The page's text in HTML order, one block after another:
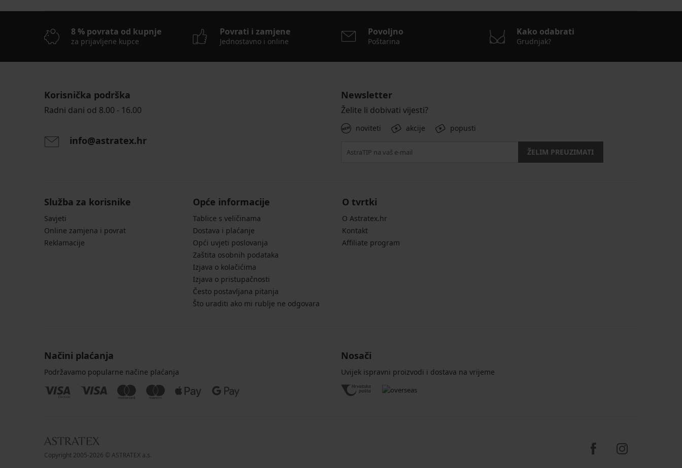
8 % povrata od kupnje
za prijavljene kupce
Povrati i zamjene
Jednostavno i online
Povoljno
Poštarina
Kako odabrati
Grudnjak?
Korisnička podrška
Radni dani od 8.00 - 16.00
info@astratex.hr
Newsletter
Želite li dobivati vijesti?
noviteti akcije popusti
ŽELIM PREUZIMATI
Služba za korisnike
Savjeti
Online zamjena i povrat
Reklamacije
Opće informacije
Tablice s veličinama
Dostava i plaćanje
Opći uvjeti poslovanja
Zaštita osobnih podataka
Izjava o kolačićima
Izjava o pristupačnosti
Često postavljana pitanja
Što uraditi ako mi rublje ne odgovara
O tvrtki
O Astratex.hr
Kontakt
Affiliate program
Načini plaćanja
Podržavamo popularne načine plaćanja
Nosači
Uvijek ispravni proizvodi i dostava na vrijeme
Copyright 2005-2026 © ASTRATEX a.s.